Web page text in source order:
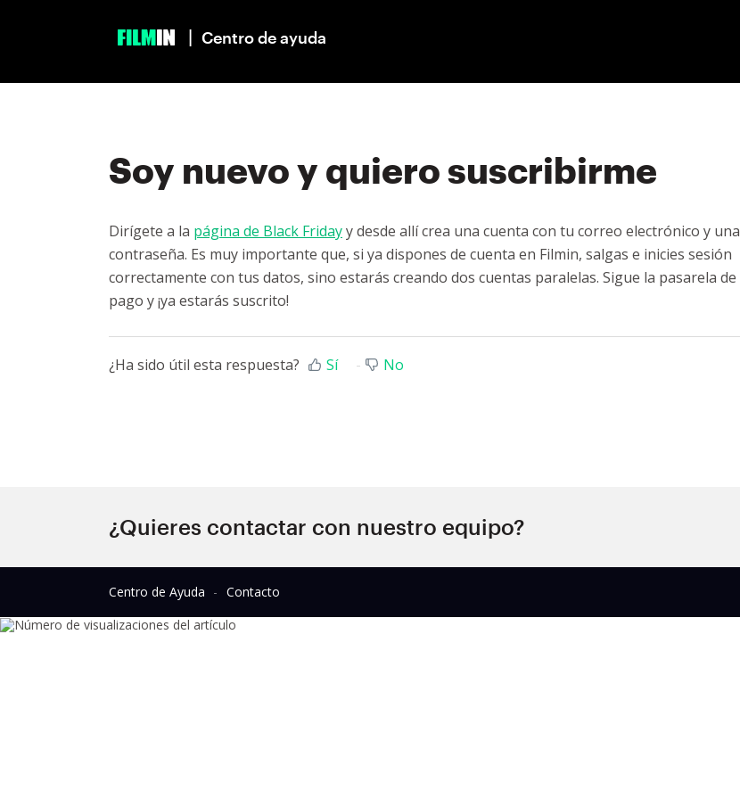
| Centro de ayuda
Soy nuevo y quiero suscribirme
Dirígete a la página de Black Fridayy desde allí crea una cuenta con tu correo electrónico y una
contraseña. Es muy importante que, si ya dispones de cuenta en Filmin, salgas e inicies sesión
correctamente con tus datos, sino estarás creando dos cuentas paralelas. Sigue la pasarela de
pago y ¡ya estarás suscrito!
¿Ha sido útil esta respuesta? Sí No
¿Quieres contactar con nuestro equipo?
Centro de Ayuda Contacto